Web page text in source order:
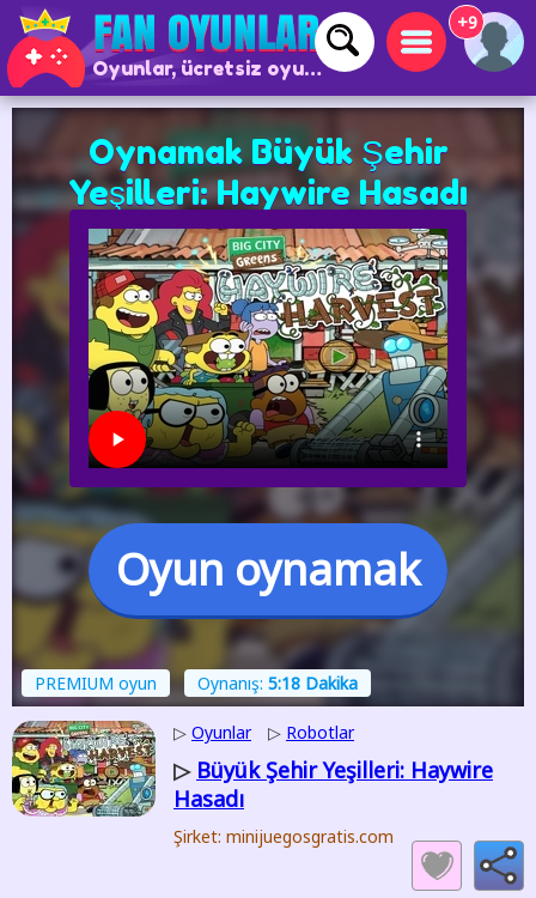
Oyunlar, ücretsiz oyunlar ve çevrimiçi oyunlar
+9
Oynamak Büyük Şehir
Yeşilleri: Haywire Hasadı
Oyun oynamak
PREMIUM oyun Oynanış: 5:18 Dakika
▷ Oyunlar ▷ Robotlar
▷ Büyük Şehir Yeşilleri: Haywire
Hasadı
Şirket: minijuegosgratis.com